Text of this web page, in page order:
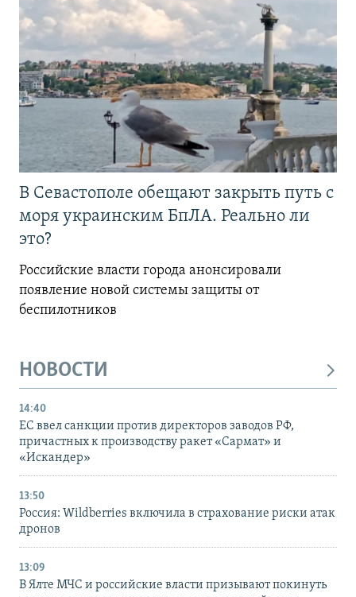
В Севастополе обещают закрыть путь с
моря украинским БпЛА. Реально ли
это?
Российские власти города анонсировали
появление новой системы защиты от
беспилотников
НОВОСТИ
14:40
ЕС ввел санкции против директоров заводов РФ,
причастных к производству ракет «Сармат» и
«Искандер»
13:50
Россия: Wildberries включила в страхование риски атак
дронов
13:09
В Ялте МЧС и российские власти призывают покинуть